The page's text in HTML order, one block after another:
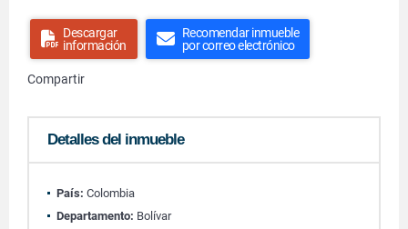
Descargar
información
Recomendar inmueble
por correo electrónico
Compartir
Detalles del inmueble
País: Colombia
Departamento: Bolívar